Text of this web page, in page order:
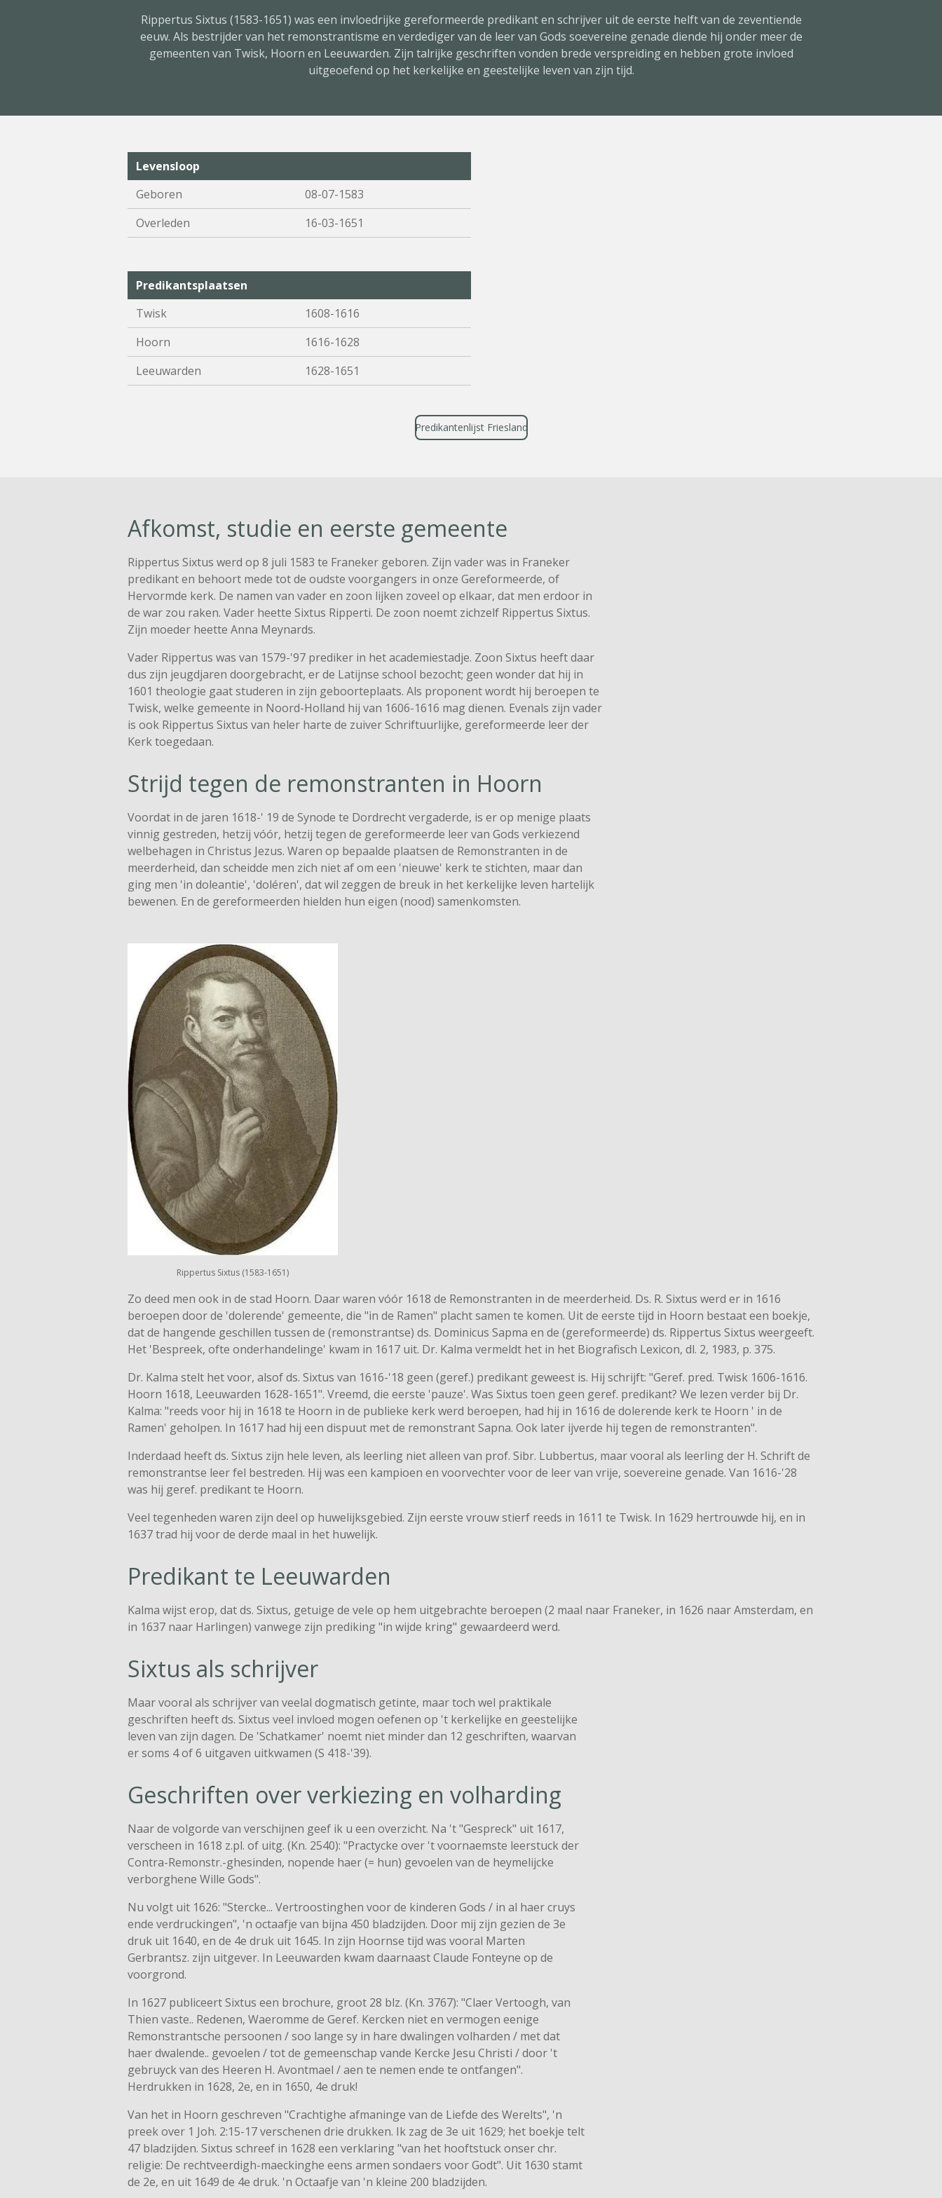
Rippertus Sixtus (1583-1651) was een invloedrijke gereformeerde predikant en schrijver uit de eerste helft van de zeventiende
eeuw. Als bestrijder van het remonstrantisme en verdediger van de leer van Gods soevereine genade diende hij onder meer de
gemeenten van Twisk, Hoorn en Leeuwarden. Zijn talrijke geschriften vonden brede verspreiding en hebben grote invloed
uitgeoefend op het kerkelijke en geestelijke leven van zijn tijd.
Levensloop
Geboren
08-07-1583
Overleden
16-03-1651
Predikantsplaatsen
Twisk
1608-1616
Hoorn
1616-1628
Leeuwarden
1628-1651
Predikantenlijst Friesland
Afkomst, studie en eerste gemeente
Rippertus Sixtus werd op 8 juli 1583 te Franeker geboren. Zijn vader was in Franeker
predikant en behoort mede tot de oudste voorgangers in onze Gereformeerde, of
Hervormde kerk. De namen van vader en zoon lijken zoveel op elkaar, dat men erdoor in
de war zou raken. Vader heette Sixtus Ripperti. De zoon noemt zichzelf Rippertus Sixtus.
Zijn moeder heette Anna Meynards.
Vader Rippertus was van 1579-'97 prediker in het academiestadje. Zoon Sixtus heeft daar
dus zijn jeugdjaren doorgebracht, er de Latijnse school bezocht; geen wonder dat hij in
1601 theologie gaat studeren in zijn geboorteplaats. Als proponent wordt hij beroepen te
Twisk, welke gemeente in Noord-Holland hij van 1606-1616 mag dienen. Evenals zijn vader
is ook Rippertus Sixtus van heler harte de zuiver Schriftuurlijke, gereformeerde leer der
Kerk toegedaan.
Strijd tegen de remonstranten in Hoorn
Voordat in de jaren 1618-' 19 de Synode te Dordrecht vergaderde, is er op menige plaats
vinnig gestreden, hetzij vóór, hetzij tegen de gereformeerde leer van Gods verkiezend
welbehagen in Christus Jezus. Waren op bepaalde plaatsen de Remonstranten in de
meerderheid, dan scheidde men zich niet af om een 'nieuwe' kerk te stichten, maar dan
ging men 'in doleantie', 'doléren', dat wil zeggen de breuk in het kerkelijke leven hartelijk
bewenen. En de gereformeerden hielden hun eigen (nood) samenkomsten.
Rippertus Sixtus (1583-1651)
Zo deed men ook in de stad Hoorn. Daar waren vóór 1618 de Remon­stranten in de meerderheid. Ds. R. Sixtus werd er in 1616
beroepen door de 'dolerende' gemeente, die "in de Ramen" placht samen te komen. Uit de eerste tijd in Hoorn bestaat een boekje,
dat de hangende geschillen tussen de (remonstrantse) ds. Dominicus Sapma en de (gereformeerde) ds. Rippertus Sixtus weergeeft.
Het 'Bespreek, ofte onderhandelinge' kwam in 1617 uit. Dr. Kalma vermeldt het in het Biografisch Lexicon, dl. 2, 1983, p. 375.
Dr. Kalma stelt het voor, alsof ds. Sixtus van 1616-'18 geen (geref.) predikant geweest is. Hij schrijft: "Geref. pred. Twisk 1606-1616.
Hoorn 1618, Leeuwarden 1628-1651". Vreemd, die eerste 'pauze'. Was Sixtus toen geen geref. predikant? We lezen verder bij Dr.
Kalma: "reeds voor hij in 1618 te Hoorn in de publieke kerk werd beroepen, had hij in 1616 de dolerende kerk te Hoorn ' in de
Ramen' geholpen. In 1617 had hij een dispuut met de remonstrant Sapna. Ook later ijverde hij tegen de remonstranten".
Inderdaad heeft ds. Sixtus zijn hele leven, als leerling niet alleen van prof. Sibr. Lubbertus, maar vooral als leerling der H. Schrift de
remonstrantse leer fel bestreden. Hij was een kampioen en voorvechter voor de leer van vrije, soevereine genade. Van 1616-'28
was hij geref. predikant te Hoorn.
Veel tegenheden waren zijn deel op huwelijksgebied. Zijn eerste vrouw stierf reeds in 1611 te Twisk. In 1629 hertrouwde hij, en in
1637 trad hij voor de derde maal in het huwelijk.
Predikant te Leeuwarden
Kalma wijst erop, dat ds. Sixtus, getuige de vele op hem uitgebrachte beroepen (2 maal naar Franeker, in 1626 naar Amsterdam, en
in 1637 naar Harlingen) vanwege zijn prediking "in wijde kring" gewaardeerd werd.
Sixtus als schrijver
Maar vooral als schrijver van veelal dogmatisch getinte, maar toch wel praktikale
geschriften heeft ds. Sixtus veel invloed mogen oefenen op 't kerkelijke en geestelijke
leven van zijn dagen. De 'Schatkamer' noemt niet minder dan 12 geschriften, waarvan
er soms 4 of 6 uitgaven uitkwamen (S 418-'39).
Geschriften over verkiezing en volharding
Naar de volgorde van verschijnen geef ik u een overzicht. Na 't "Gespreck" uit 1617,
verscheen in 1618 z.pl. of uitg. (Kn. 2540): "Practycke over 't voornaemste leerstuck der
Contra-Remonstr.-ghesinden, nopende haer (= hun) gevoelen van de heymelijcke
verborghene Wille Gods".
Nu volgt uit 1626: "Stercke... Vertroostinghen voor de kinderen Gods / in al haer cruys
ende verdruckingen", 'n octaafje van bijna 450 bladzijden. Door mij zijn gezien de 3e
druk uit 1640, en de 4e druk uit 1645. In zijn Hoornse tijd was vooral Marten
Gerbrantsz. zijn uitgever. In Leeuwarden kwam daarnaast Claude Fonteyne op de
voorgrond.
In 1627 publiceert Sixtus een brochure, groot 28 blz. (Kn. 3767): "Claer Vertoogh, van
Thien vaste.. Redenen, Waeromme de Geref. Kercken niet en vermogen eenige
Remonstrantsche persoonen / soo lange sy in hare dwalingen volharden / met dat
haer dwalende.. gevoelen / tot de gemeenschap vande Kercke Jesu Christi / door 't
gebruyck van des Heeren H. Avontmael / aen te nemen ende te ontfangen".
Herdrukken in 1628, 2e, en in 1650, 4e druk!
Van het in Hoorn geschreven "Crachtighe afmaninge van de Liefde des Werelts", 'n
preek over 1 Joh. 2:15-17 verschenen drie drukken. Ik zag de 3e uit 1629; het boekje telt
47 bladzijden. Sixtus schreef in 1628 een verklaring "van het hooftstuck onser chr.
religie: De rechtveerdigh-maeckinghe eens armen sondaers voor Godt". Uit 1630 stamt
de 2e, en uit 1649 de 4e druk. 'n Octaafje van 'n kleine 200 bladzijden.